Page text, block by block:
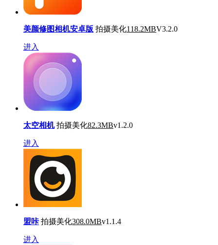
美颜修图相机安卓版 拍摄美化118.2MBV3.2.0
进入
太空相机 拍摄美化82.3MBv1.2.0
进入
盟咔 拍摄美化308.0MBv1.1.4
进入